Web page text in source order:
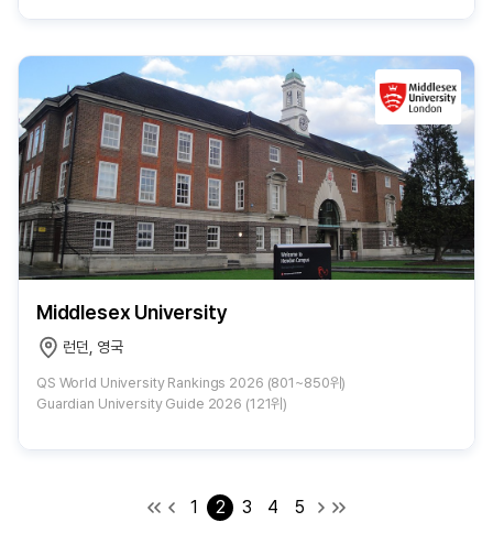
Middlesex University
런던, 영국
QS World University Rankings 2026 (801~850위)
Guardian University Guide 2026 (121위)
1 2 3 4 5